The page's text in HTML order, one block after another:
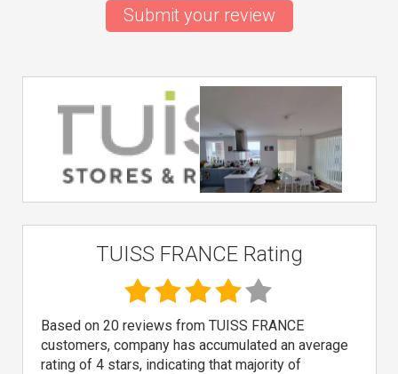
Submit your review
TUISS FRANCE Rating
Based on 20 reviews from TUISS FRANCE
customers, company has accumulated an average
rating of 4 stars, indicating that majority of